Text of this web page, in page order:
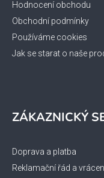
Hodnocení obchodu
Obchodní podmínky
Používáme cookies
Jak se starat o naše
ZÁKAZNICKÝ
Doprava a platba
Reklamační řád a